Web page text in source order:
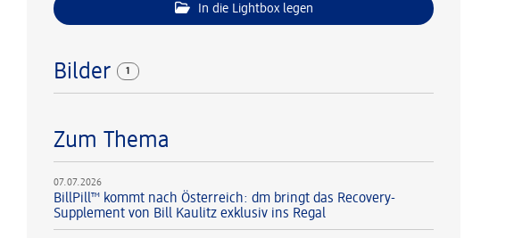
In die Lightbox legen
Bilder 1
Zum Thema
07.07.2026
BillPill™ kommt nach Österreich: dm bringt das Recovery-
Supplement von Bill Kaulitz exklusiv ins Regal